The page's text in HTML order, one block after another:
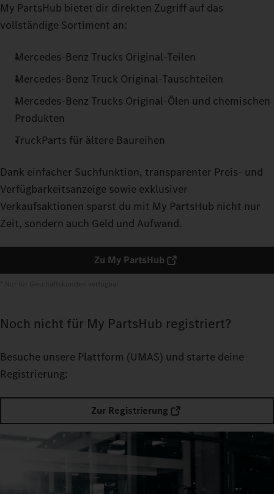
My PartsHub bietet dir direkten Zugriff auf das
vollständige Sortiment an:
Mercedes‑Benz Trucks Original-Teilen
Mercedes‑Benz Truck Original-Tauschteilen
Mercedes‑Benz Trucks Original-Ölen und chemischen
Produkten
TruckParts für ältere Baureihen
Dank einfacher Suchfunktion, transparenter Preis- und
Verfügbarkeitsanzeige sowie exklusiver
Verkaufsaktionen sparst du mit My PartsHub nicht nur
Zeit, sondern auch Geld und Aufwand.
Zu My PartsHub
Noch nicht für My PartsHub registriert?
Besuche unsere Plattform (UMAS) und starte deine
Registrierung:
Zur Registrierung